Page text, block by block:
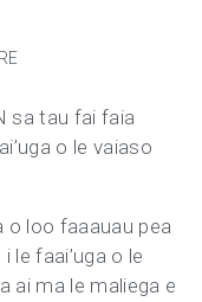
sa tau fai faia
o le vaiaso
o loo faaauau pea
le faai’uga o le
ai ma le maliega e